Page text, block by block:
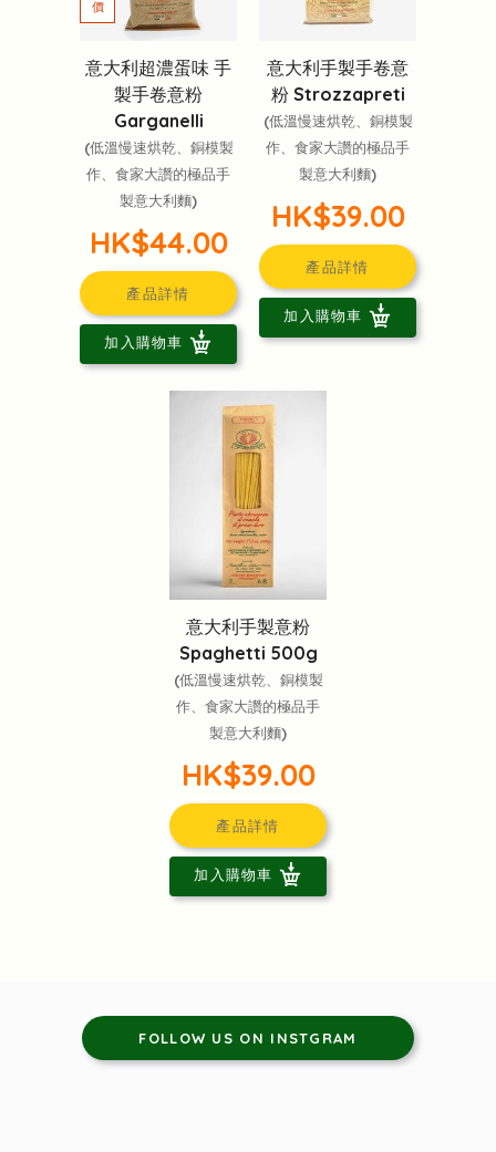
意大利超濃蛋味 手
製手卷意粉
Garganelli
(低溫慢速烘乾、銅模製
作、食家大讚的極品手
製意大利麵)
HK$44.00
產品詳情
加入購物車
意大利手製手卷意
粉 Strozzapreti
(低溫慢速烘乾、銅模製
作、食家大讚的極品手
製意大利麵)
HK$39.00
產品詳情
加入購物車
意大利手製意粉
Spaghetti 500g
(低溫慢速烘乾、銅模製
作、食家大讚的極品手
製意大利麵)
HK$39.00
產品詳情
加入購物車
FOLLOW US ON INSTGRAM